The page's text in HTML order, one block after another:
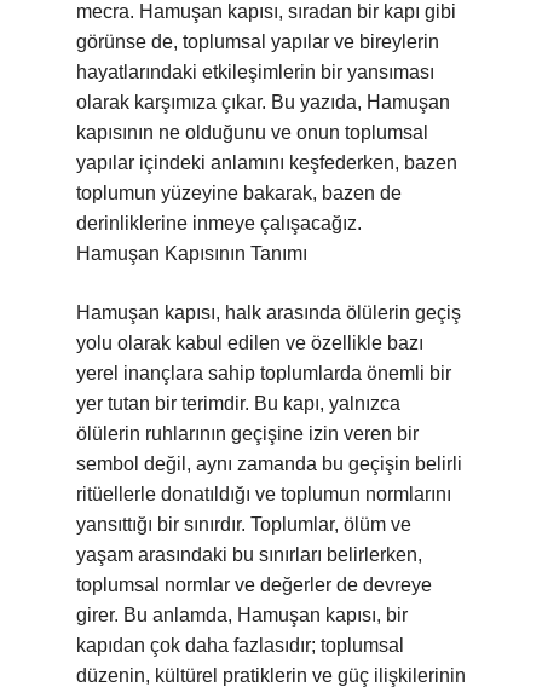
mecra. Hamuşan kapısı, sıradan bir kapı gibi
görünse de, toplumsal yapılar ve bireylerin
hayatlarındaki etkileşimlerin bir yansıması
olarak karşımıza çıkar. Bu yazıda, Hamuşan
kapısının ne olduğunu ve onun toplumsal
yapılar içindeki anlamını keşfederken, bazen
toplumun yüzeyine bakarak, bazen de
derinliklerine inmeye çalışacağız.
Hamuşan Kapısının Tanımı
Hamuşan kapısı, halk arasında ölülerin geçiş
yolu olarak kabul edilen ve özellikle bazı
yerel inançlara sahip toplumlarda önemli bir
yer tutan bir terimdir. Bu kapı, yalnızca
ölülerin ruhlarının geçişine izin veren bir
sembol değil, aynı zamanda bu geçişin belirli
ritüellerle donatıldığı ve toplumun normlarını
yansıttığı bir sınırdır. Toplumlar, ölüm ve
yaşam arasındaki bu sınırları belirlerken,
toplumsal normlar ve değerler de devreye
girer. Bu anlamda, Hamuşan kapısı, bir
kapıdan çok daha fazlasıdır; toplumsal
düzenin, kültürel pratiklerin ve güç ilişkilerinin